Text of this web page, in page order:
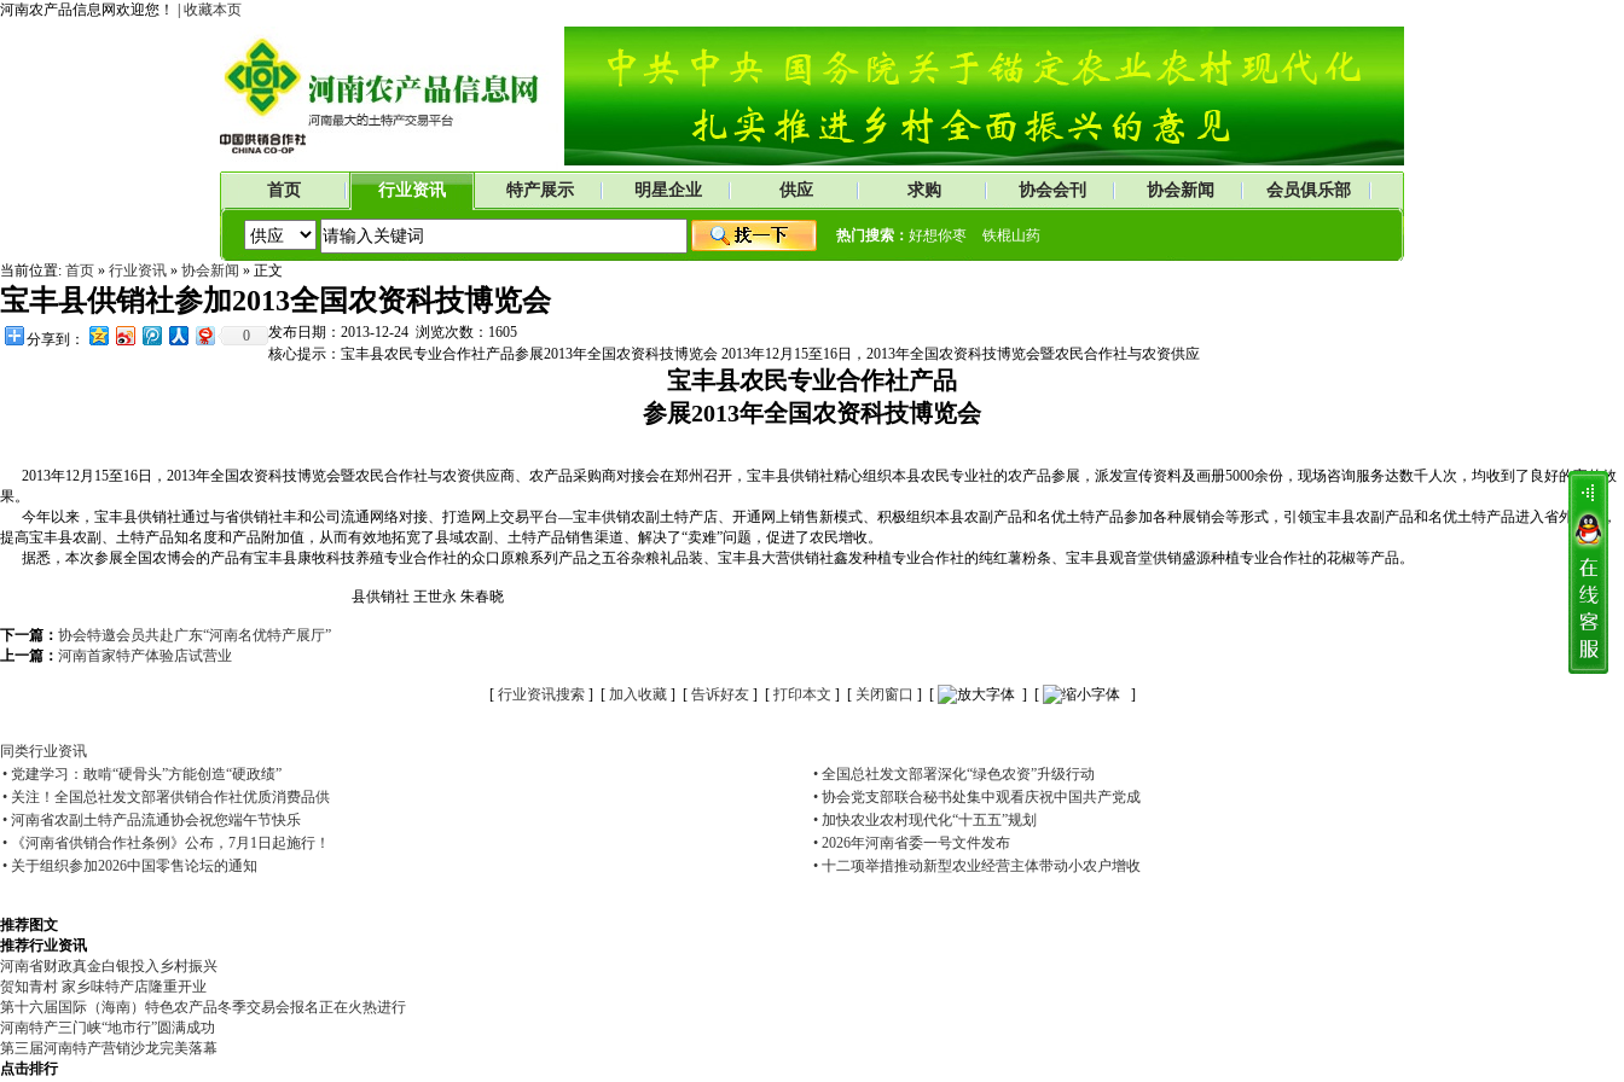
河南农产品信息网欢迎您！ | 收藏本页
首页 行业资讯 特产展示 明星企业 供应 求购 协会会刊 协会新闻 会员俱乐部
热门搜索： 好想你枣 铁棍山药
当前位置: 首页 » 行业资讯 » 协会新闻 » 正文
宝丰县供销社参加2013全国农资科技博览会
分享到： 0 发布日期：2013-12-24 浏览次数： 1605
核心提示：宝丰县农民专业合作社产品参展2013年全国农资科技博览会 2013年12月15至16日，2013年全国农资科技博览会暨农民合作社与农资供应
宝丰县农民专业合作社产品
参展2013年全国农资科技博览会
2013年12月15至16日，2013年全国农资科技博览会暨农民合作社与农资供应商、农产品采购商对接会在郑州召开，宝丰县供销社精心组织本县农民专业社的农产品参展，派发宣传资料及画册5000余份，现场咨询服务达数千人次，均收到了良好的宣传效
果。
今年以来，宝丰县供销社通过与省供销社丰和公司流通网络对接、打造网上交易平台—宝丰供销农副土特产店、开通网上销售新模式、积极组织本县农副产品和名优土特产品参加各种展销会等形式，引领宝丰县农副产品和名优土特产品进入省外市场，
提高宝丰县农副、土特产品知名度和产品附加值， 从而有效地拓宽了县域农副、土特产品销售渠道、解决了“卖难”问题，促进了农民增收。
据悉，本次参展全国农博会的产品有宝丰县康牧科技养殖专业合作社的众口原粮系列产品之五谷杂粮礼品装、宝丰县大营供销社鑫发种植专业合作社的纯红薯粉条、宝丰县观音堂供销盛源种植专业合作社的花椒等产品。
县供销社 王世永 朱春晓
下一篇： 协会特邀会员共赴广东“河南名优特产展厅”
上一篇： 河南首家特产体验店试营业
[ 行业资讯搜索] [ 加入收藏] [ 告诉好友] [ 打印本文 ] [ 关闭窗口 ] [ ] [ ]
同类行业资讯
• 党建学习：敢啃“硬骨头”方能创造“硬政绩”
• 全国总社发文部署深化“绿色农资”升级行动
• 关注！全国总社发文部署供销合作社优质消费品供
• 协会党支部联合秘书处集中观看庆祝中国共产党成
• 河南省农副土特产品流通协会祝您端午节快乐
• 加快农业农村现代化“十五五”规划
• 《河南省供销合作社条例》公布，7月1日起施行！
• 2026年河南省委一号文件发布
• 关于组织参加2026中国零售论坛的通知
• 十二项举措推动新型农业经营主体带动小农户增收
推荐图文
推荐行业资讯
河南省财政真金白银投入乡村振兴
贺知青村 家乡味特产店隆重开业
第十六届国际（海南）特色农产品冬季交易会报名正在火热进行
河南特产三门峡“地市行”圆满成功
第三届河南特产营销沙龙完美落幕
点击排行